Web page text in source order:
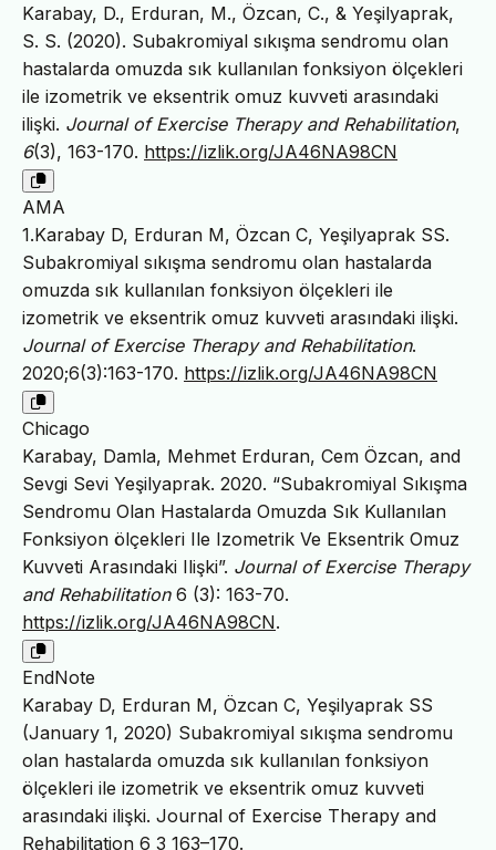
Karabay, D., Erduran, M., Özcan, C., & Yeşilyaprak,
S. S. (2020). Subakromiyal sıkışma sendromu olan
hastalarda omuzda sık kullanılan fonksiyon ölçekleri
ile izometrik ve eksentrik omuz kuvveti arasındaki
ilişki. Journal of Exercise Therapy and Rehabilitation,
6(3), 163-170. https://izlik.org/JA46NA98CN
AMA
1.Karabay D, Erduran M, Özcan C, Yeşilyaprak SS.
Subakromiyal sıkışma sendromu olan hastalarda
omuzda sık kullanılan fonksiyon ölçekleri ile
izometrik ve eksentrik omuz kuvveti arasındaki ilişki.
Journal of Exercise Therapy and Rehabilitation.
2020;6(3):163-170. https://izlik.org/JA46NA98CN
Chicago
Karabay, Damla, Mehmet Erduran, Cem Özcan, and
Sevgi Sevi Yeşilyaprak. 2020. “Subakromiyal Sıkışma
Sendromu Olan Hastalarda Omuzda Sık Kullanılan
Fonksiyon ölçekleri Ile Izometrik Ve Eksentrik Omuz
Kuvveti Arasındaki Ilişki”. Journal of Exercise Therapy
and Rehabilitation6 (3): 163-70.
https://izlik.org/JA46NA98CN.
EndNote
Karabay D, Erduran M, Özcan C, Yeşilyaprak SS
(January 1, 2020) Subakromiyal sıkışma sendromu
olan hastalarda omuzda sık kullanılan fonksiyon
ölçekleri ile izometrik ve eksentrik omuz kuvveti
arasındaki ilişki. Journal of Exercise Therapy and
Rehabilitation 6 3 163–170.